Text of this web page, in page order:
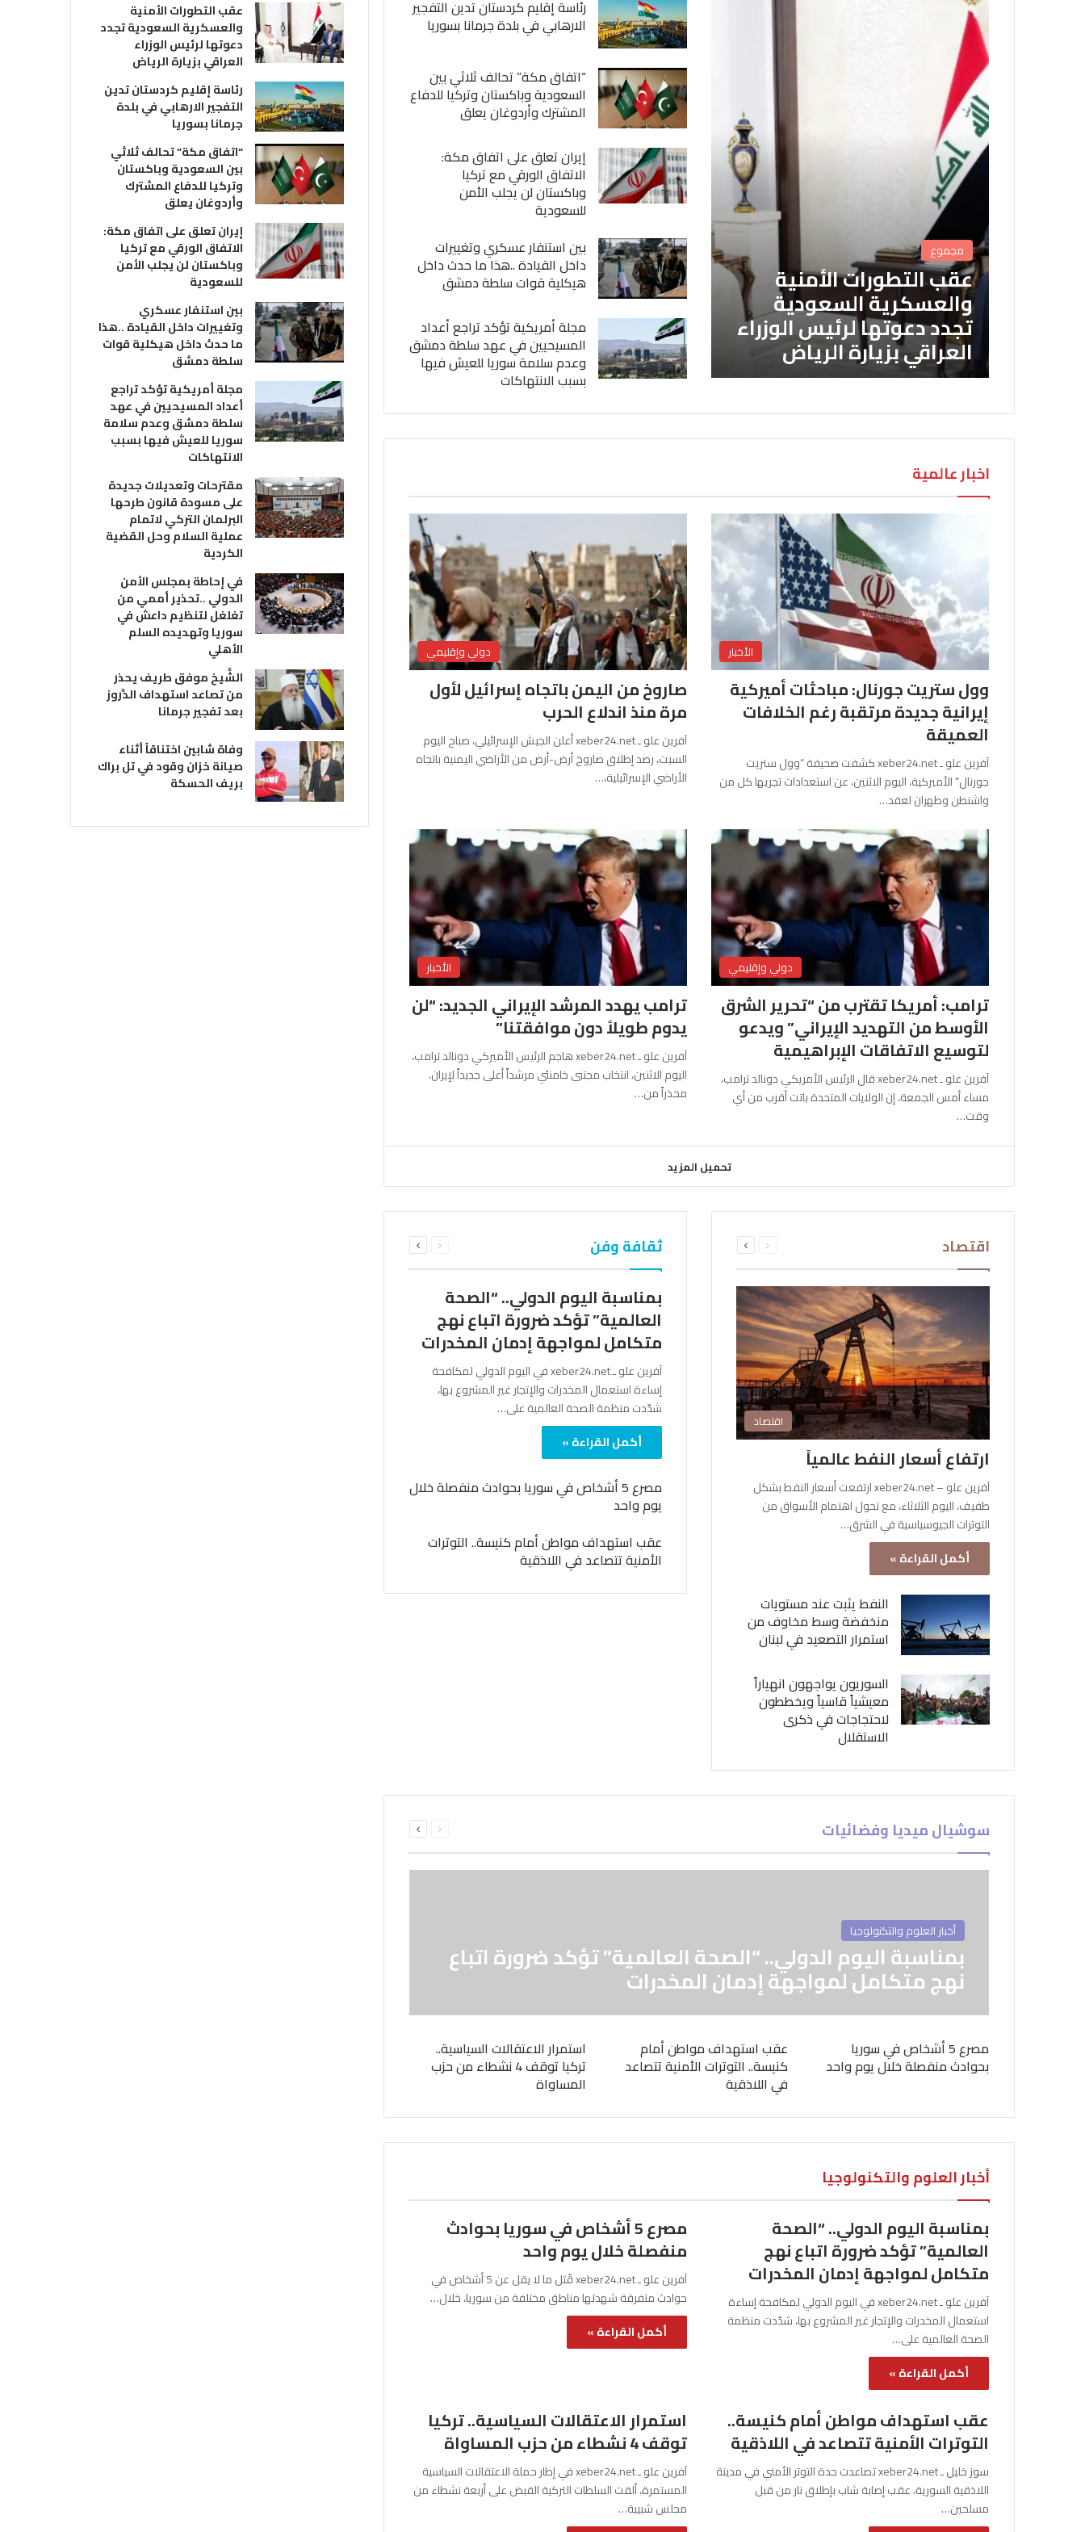
مجموع
عقب التطورات الأمنية
والعسكرية السعودية
تجدد دعوتها لرئيس الوزراء
العراقي بزيارة الرياض
رئاسة إقليم كردستان تدين التفجير
الارهابي في بلدة جرمانا بسوريا
“اتفاق مكة” تحالف ثلاثي بين
السعودية وباكستان وتركيا للدفاع
المشترك وأردوغان يعلق
إيران تعلق على اتفاق مكة:
الاتفاق الورقي مع تركيا
وباكستان لن يجلب الأمن
للسعودية
بين استنفار عسكري وتغييرات
داخل القيادة ..هذا ما حدث داخل
هيكلية قوات سلطة دمشق
مجلة أمريكية تؤكد تراجع أعداد
المسيحيين في عهد سلطة دمشق
وعدم سلامة سوريا للعيش فيها
بسبب الانتهاكات
اخبار عالمية
الأخبار
وول ستريت جورنال: مباحثات أميركية
إيرانية جديدة مرتقبة رغم الخلافات
العميقة
آفرين علو ـ xeber24.net كشفت صحيفة “وول ستريت
جورنال” الأميركية، اليوم الاثنين، عن استعدادات تجريها كل من
واشنطن وطهران لعقد…
دولي وإقليمي
صاروخ من اليمن باتجاه إسرائيل لأول
مرة منذ اندلاع الحرب
آفرين علو ـ xeber24.net أعلن الجيش الإسرائيلي، صباح اليوم
السبت، رصد إطلاق صاروخ أرض-أرض من الأراضي اليمنية باتجاه
الأراضي الإسرائيلية،…
دولي وإقليمي
ترامب: أمريكا تقترب من “تحرير الشرق
الأوسط من التهديد الإيراني” ويدعو
لتوسيع الاتفاقات الإبراهيمية
آفرين علو ـ xeber24.net قال الرئيس الأمريكي دونالد ترامب،
مساء أمس الجمعة، إن الولايات المتحدة باتت أقرب من أي
وقت…
الأخبار
ترامب يهدد المرشد الإيراني الجديد: “لن
يدوم طويلاً دون موافقتنا”
آفرين علو ـ xeber24.net هاجم الرئيس الأميركي دونالد ترامب،
اليوم الاثنين، انتخاب مجتبى خامنئي مرشداً أعلى جديداً لإيران،
محذراً من…
تحميل المزيد
اقتصاد الصفحةالصفحة
اقتصاد
ارتفاع أسعار النفط عالمياً
آفرين علو – xeber24.net ارتفعت أسعار النفط بشكل
طفيف، اليوم الثلاثاء، مع تحول اهتمام الأسواق من
التوترات الجيوسياسية في الشرق…
أكمل القراءة »
النفط يثبت عند مستويات
منخفضة وسط مخاوف من
استمرار التصعيد في لبنان
السوريون يواجهون انهياراً
معيشياً قاسياً ويخططون
لاحتجاجات في ذكرى
الاستقلال
ثقافة وفن الصفحةالصفحة
بمناسبة اليوم الدولي.. “الصحة
العالمية” تؤكد ضرورة اتباع نهج
متكامل لمواجهة إدمان المخدرات
آفرين علو ـ xeber24.net في اليوم الدولي لمكافحة
إساءة استعمال المخدرات والإتجار غير المشروع بها،
شدّدت منظمة الصحة العالمية على…
أكمل القراءة »
مصرع 5 أشخاص في سوريا بحوادث منفصلة خلال
يوم واحد
عقب استهداف مواطن أمام كنيسة.. التوترات
الأمنية تتصاعد في اللاذقية
سوشيال ميديا وفضائيات الصفحةالصفحة
أخبار العلوم والتكنولوجيا
بمناسبة اليوم الدولي.. “الصحة العالمية” تؤكد ضرورة اتباع
نهج متكامل لمواجهة إدمان المخدرات
مصرع 5 أشخاص في سوريا
بحوادث منفصلة خلال يوم واحد
عقب استهداف مواطن أمام
كنيسة.. التوترات الأمنية تتصاعد
في اللاذقية
استمرار الاعتقالات السياسية..
تركيا توقف 4 نشطاء من حزب
المساواة
أخبار العلوم والتكنولوجيا
بمناسبة اليوم الدولي.. “الصحة
العالمية” تؤكد ضرورة اتباع نهج
متكامل لمواجهة إدمان المخدرات
آفرين علو ـ xeber24.net في اليوم الدولي لمكافحة إساءة
استعمال المخدرات والإتجار غير المشروع بها، شدّدت منظمة
الصحة العالمية على…
أكمل القراءة »
مصرع 5 أشخاص في سوريا بحوادث
منفصلة خلال يوم واحد
آفرين علو ـ xeber24.net قُتل ما لا يقل عن 5 أشخاص في
حوادث متفرقة شهدتها مناطق مختلفة من سوريا، خلال…
أكمل القراءة »
عقب استهداف مواطن أمام كنيسة..
التوترات الأمنية تتصاعد في اللاذقية
سوز خليل ـ xeber24.net تصاعدت حدة التوتر الأمني في مدينة
اللاذقية السورية، عقب إصابة شاب بإطلاق نار من قبل
مسلحين…
استمرار الاعتقالات السياسية.. تركيا
توقف 4 نشطاء من حزب المساواة
آفرين علو ـ xeber24.net في إطار حملة الاعتقالات السياسية
المستمرة، ألقت السلطات التركية القبض على أربعة نشطاء من
مجلس شبيبة…
عقب التطورات الأمنية
والعسكرية السعودية تجدد
دعوتها لرئيس الوزراء
العراقي بزيارة الرياض
رئاسة إقليم كردستان تدين
التفجير الارهابي في بلدة
جرمانا بسوريا
“اتفاق مكة” تحالف ثلاثي
بين السعودية وباكستان
وتركيا للدفاع المشترك
وأردوغان يعلق
إيران تعلق على اتفاق مكة:
الاتفاق الورقي مع تركيا
وباكستان لن يجلب الأمن
للسعودية
بين استنفار عسكري
وتغييرات داخل القيادة ..هذا
ما حدث داخل هيكلية قوات
سلطة دمشق
مجلة أمريكية تؤكد تراجع
أعداد المسيحيين في عهد
سلطة دمشق وعدم سلامة
سوريا للعيش فيها بسبب
الانتهاكات
مقترحات وتعديلات جديدة
على مسودة قانون طرحها
البرلمان التركي لاتمام
عملية السلام وحل القضية
الكردية
في إحاطة بمجلس الأمن
الدولي ..تحذير أممي من
تغلغل لتنظيم داعش في
سوريا وتهديده السلم
الأهلي
الشَّيخ موفق طريف يحذر
من تصاعد استهداف الدَّروز
بعد تفجير جرمانا
وفاة شابين اختناقاً أثناء
صيانة خزان وقود في تل براك
بريف الحسكة